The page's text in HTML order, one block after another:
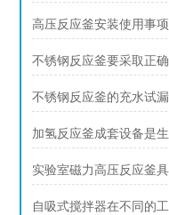
高压反应釜安装使用事
不锈钢反应釜要采取正
不锈钢反应釜的充水试
加氢反应釜成套设备是
实验室磁力高压反应釜
自吸式搅拌器在不同的